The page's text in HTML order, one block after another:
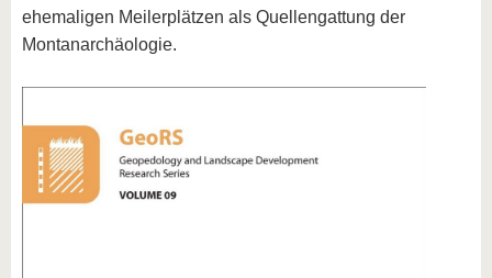
ehemaligen Meilerplätzen als Quellengattung der
Montanarchäologie.